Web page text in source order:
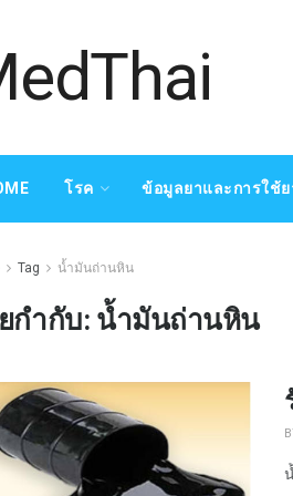
โรค ข้อมูลยาและการใช้ย
Tag น้ำมันถ่านหิน
กำกับ: น้ำมันถ่านหิน